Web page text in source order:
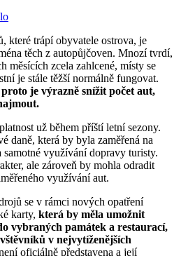
které trápí obyvatele ostrova, je
těch z autopůjčoven. Mnozí tvrdí,
měsících zcela zahlcené, místy se
je stále těžší normálně fungovat.
je výrazně snížit počet aut,
už během příští letní sezony.
daně, která by byla zaměřená na
využívání dopravy turisty.
ale zároveň by mohla odradit
využívání aut.
se v rámci nových opatření
karty, která by měla umožnit
vybraných památek a restaurací,
v nejvytíženějších
oficiálně představena a její